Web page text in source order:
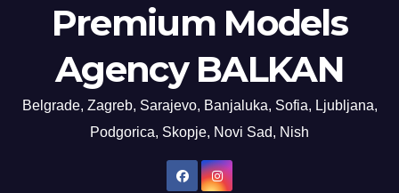
Premium Models
Agency BALKAN
Belgrade, Zagreb, Sarajevo, Banjaluka, Sofia, Ljubljana,
Podgorica, Skopje, Novi Sad, Nish